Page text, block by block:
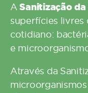
ASanitização da
superfícies livres
cotidiano:
e
Através da
microorganismos